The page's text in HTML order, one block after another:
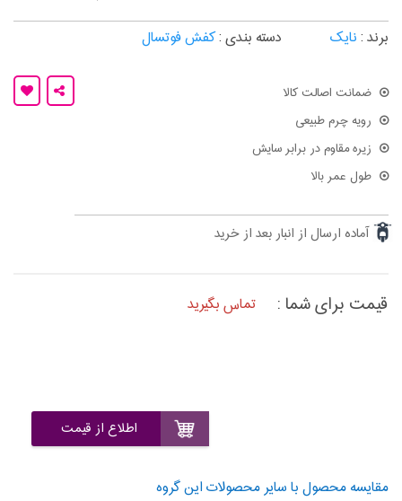
برند : نایک دسته بندی :کفش فوتسال
ضمانت اصالت کالا
رویه چرم طبیعی
زیره مقاوم در برابر سایش
طول عمر بالا
آماده ارسال از انبار بعد از خرید
قیمت برای شما : تماس بگیرید
اطلاع از قیمت
مقایسه محصول با سایر محصولات این گروه